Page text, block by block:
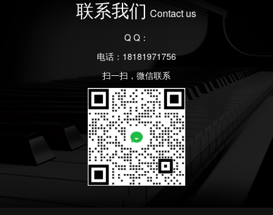
联系我们 Contact us
Q Q：
电话：18181971756
扫一扫，微信联系